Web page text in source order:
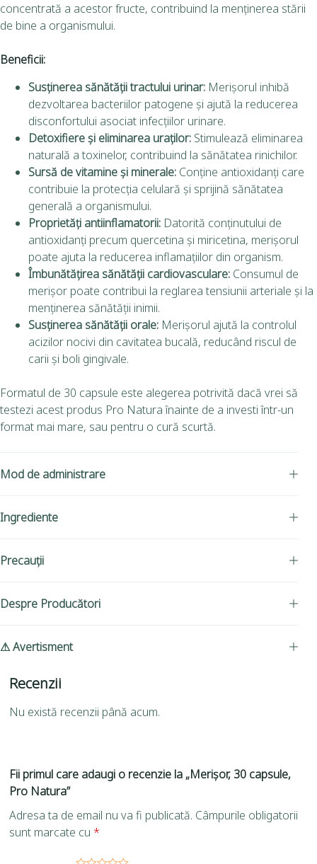
concentrată a acestor fructe, contribuind la menținerea stării
de bine a organismului.
Beneficii:
Susținerea sănătății tractului urinar: Merișorul inhibă
dezvoltarea bacteriilor patogene și ajută la reducerea
disconfortului asociat infecțiilor urinare.
Detoxifiere și eliminarea uraților: Stimulează eliminarea
naturală a toxinelor, contribuind la sănătatea rinichilor.
Sursă de vitamine și minerale: Conține antioxidanți care
contribuie la protecția celulară și sprijină sănătatea
generală a organismului.
Proprietăți antiinflamatorii: Datorită conținutului de
antioxidanți precum quercetina și miricetina, merișorul
poate ajuta la reducerea inflamațiilor din organism.
Îmbunătățirea sănătății cardiovasculare: Consumul de
merișor poate contribui la reglarea tensiunii arteriale și la
menținerea sănătății inimii.
Susținerea sănătății orale: Merișorul ajută la controlul
acizilor nocivi din cavitatea bucală, reducând riscul de
carii și boli gingivale.
Formatul de 30 capsule este alegerea potrivită dacă vrei să
testezi acest produs Pro Natura înainte de a investi într-un
format mai mare, sau pentru o cură scurtă.
Mod de administrare
Ingrediente
Precauții
Despre Producători
⚠ Avertisment
Recenzii
Nu există recenzii până acum.
Fii primul care adaugi o recenzie la „Merișor, 30 capsule,
Pro Natura”
Adresa ta de email nu va fi publicată. Câmpurile obligatorii
sunt marcate cu *